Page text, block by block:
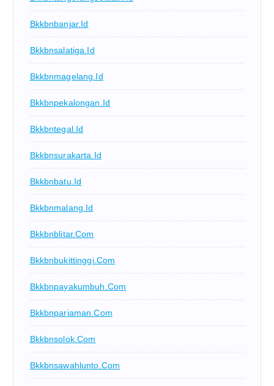
Bkkbnbanjar.id
Bkkbnsalatiga.id
Bkkbnmagelang.id
Bkkbnpekalongan.id
Bkkbntegal.id
Bkkbnsurakarta.id
Bkkbnbatu.id
Bkkbnmalang.id
Bkkbnblitar.com
Bkkbnbukittinggi.com
Bkkbnpayakumbuh.com
Bkkbnpariaman.com
Bkkbnsolok.com
Bkkbnsawahlunto.com